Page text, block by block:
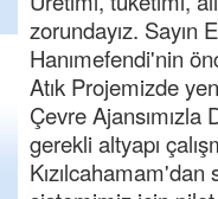
zorundayız. Sayın
Hanımefendi'nin
Atık Projemizde
Çevre
gerekli altyapı